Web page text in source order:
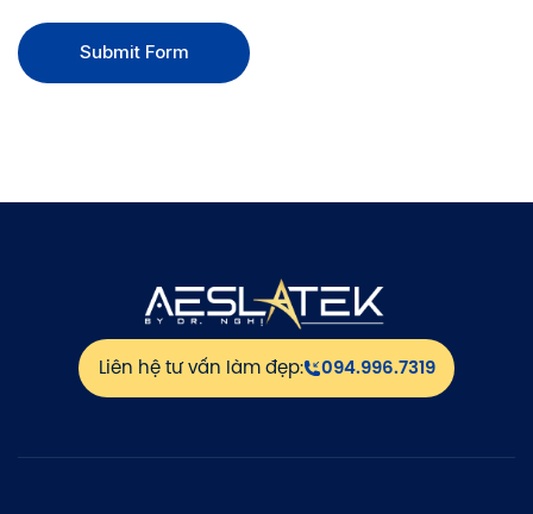
Submit Form
Liên hệ tư vấn làm đẹp: 094.996.7319